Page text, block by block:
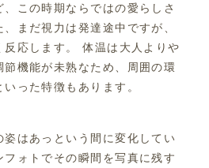
この時期ならではの愛らしさ
まだ視力は発達途中ですが、
応します。 体温は大人よりや
機能が未熟なため、周囲の環
った特徴もあります。
姿はあっという間に変化してい
フォトでその瞬間を写真に残す